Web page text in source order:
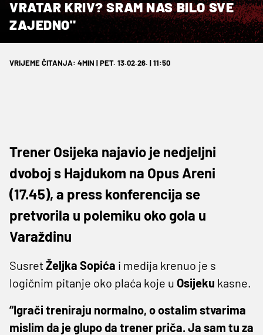
VRATAR KRIV? SRAM NAS BILO SVE
ZAJEDNO"
VRIJEME ČITANJA: 4MIN | PET. 13.02.26. | 11:50
Trener Osijeka najavio je nedjeljni
dvoboj s Hajdukom na Opus Areni
(17.45), a press konferencija se
pretvorila u polemiku oko gola u
Varaždinu
SusretŽeljka Sopića i medija krenuo je s
logičnim pitanje oko plaća koje u Osijeku kasne.
“Igrači treniraju normalno, o ostalim stvarima
mislim da je glupo da trener priča. Ja sam tu za